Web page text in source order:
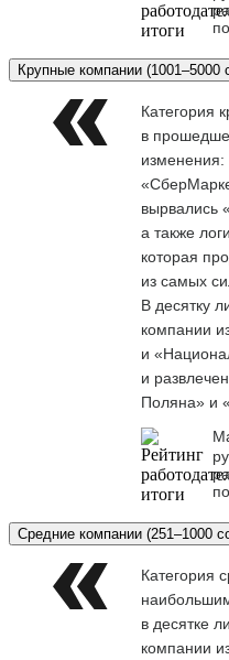
Крупные компании (1001–5000
Категория
в
изменения:
вырвались
а также
которая
из самых
В десятку
компании
и
и
Поляна» и
Средние компании (251–1000
Категория
в десятке
компании